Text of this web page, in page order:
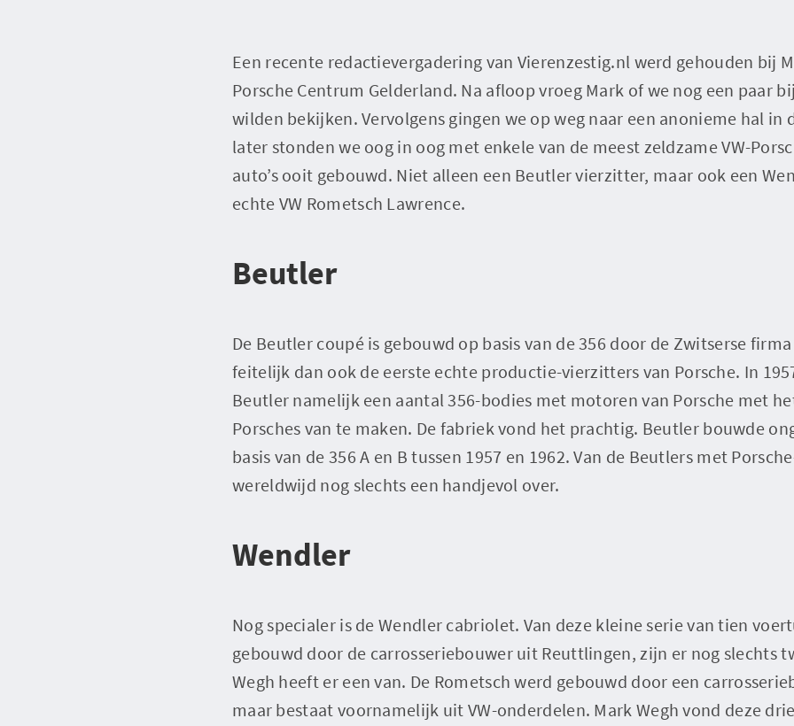
Een recente redactievergadering van Vierenzestig.nl werd gehouden bij
Porsche Centrum Gelderland. Na afloop vroeg Mark of we nog een paar
wilden bekijken. Vervolgens gingen we op weg naar een anonieme hal in
later stonden we oog in oog met enkele van de meest zeldzame VW-
auto’s ooit gebouwd. Niet alleen een Beutler vierzitter, maar ook een
echte VW Rometsch Lawrence.
Beutler
De Beutler coupé is gebouwd op basis van de 356 door de Zwitserse
feitelijk dan ook de eerste echte productie-vierzitters van Porsche. In
Beutler namelijk een aantal 356-bodies met motoren van Porsche met
Porsches van te maken. De fabriek vond het prachtig. Beutler bouwde
basis van de 356 A en B tussen 1957 en 1962. Van de Beutlers met
wereldwijd nog slechts een handjevol over.
Wendler
Nog specialer is de Wendler cabriolet. Van deze kleine serie van tien
gebouwd door de carrosseriebouwer uit Reuttlingen, zijn er nog slechts
Wegh heeft er een van. De Rometsch werd gebouwd door een
maar bestaat voornamelijk uit VW-onderdelen. Mark Wegh vond deze